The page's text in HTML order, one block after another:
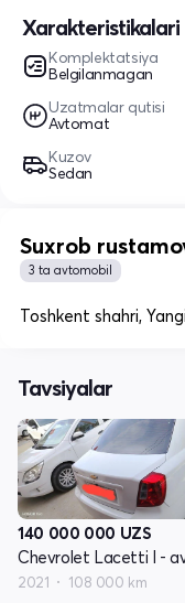
Xarakteristikalari
Komplektatsiya
Belgilanmagan
Uzatmalar qutisi
Avtomat
Kuzov
Sedan
Suxrob
3 ta avtomobil
Toshkent shahri,
Tavsiyalar
140 000 000 UZS
2021 108 000 km